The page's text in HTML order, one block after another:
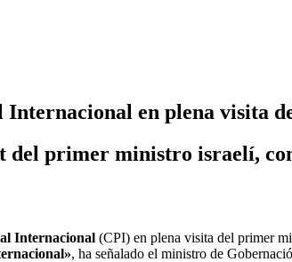
en plena visita
del primer ministro israelí,
Internacional (CPI) en plena visita del primer
, ha señalado el ministro de